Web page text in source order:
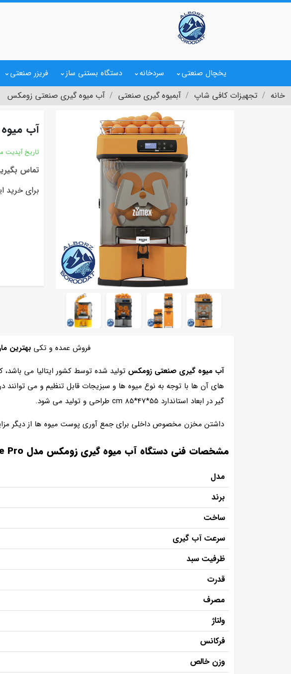
یخچال صنعتی سردخانه دستگاه بستنی ساز فریزر صنعتی
خانه تجهیزات کافی شاپ آبمیوه گیری صنعتی آب میوه گیری صنعتی زومکس
آب
تاریخ
تماس
برای خرید
فروش عمده و تکیبهترین
آب میوه گیری صنعتی زومکس تولید شده توسط کشور ایتالیا می باشد،
گیر در ابعاد استاندارد cm 85*47*55 طراحی و تولید می شود.
داشتن مخزن مخصوص داخلی برای جمع آوری پوست میوه ها از دیگر
مشخصات فنی دستگاه آب میوه گیری زومکس مدل Versatile Pro
مدل
برند
ساخت
سرعت آب گیری
ظرفیت سبد
قدرت
مصرف
ولتاژ
فرکانس
وزن خالص